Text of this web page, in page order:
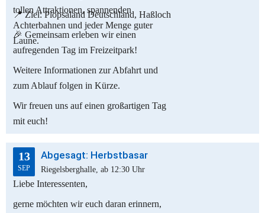
tollen Attraktionen, spannenden
Achterbahnen und jeder Menge guter
Laune.
📍 Ziel: Plopsaland Deutschland, Haßloch
🎉 Gemeinsam erleben wir einen
aufregenden Tag im Freizeitpark!
Weitere Informationen zur Abfahrt und
zum Ablauf folgen in Kürze.
Wir freuen uns auf einen großartigen Tag
mit euch!
13
SEP
Abgesagt: Herbstbasar
Riegelsberghalle, ab 12:30 Uhr
Liebe Interessenten,
gerne möchten wir euch daran erinnern,